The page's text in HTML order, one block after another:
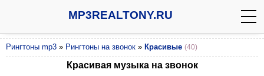
MP3REALTONY.RU
Рингтоны mp3 » Рингтоны на звонок » Красивые (40)
Красивая музыка на звонок